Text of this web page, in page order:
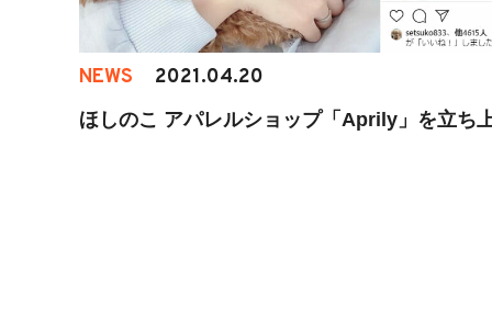
NEWS 2021.04.20
ほしのこ アパレルショップ「Aprily」を立ち